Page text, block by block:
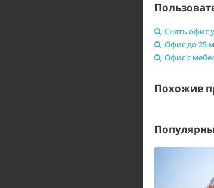
Снять офис
Офис до 25
Офис с
Похожие